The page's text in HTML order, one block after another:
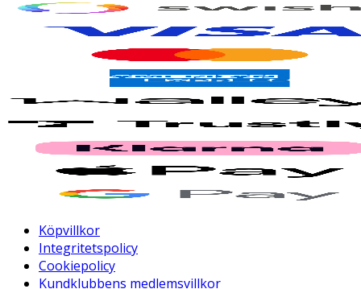
Köpvillkor
Integritetspolicy
Cookiepolicy
Kundklubbens medlemsvillkor